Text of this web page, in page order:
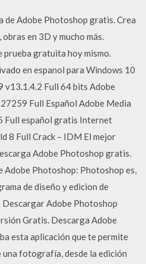
de Adobe Photoshop gratis. Crea
en 3D y mucho más.
prueba gratuita hoy mismo.
en espanol para Windows 10
v13.1.4.2 Full 64 bits Adobe
Full Español Adobe Media
Full español gratis Internet
8 Full Crack – IDM El mejor
Adobe Photoshop gratis.
Adobe Photoshop: Photoshop es,
de diseño y edicion de
Adobe Photoshop
Gratis. Descarga Adobe
esta aplicación que te permite
fotografía, desde la edición